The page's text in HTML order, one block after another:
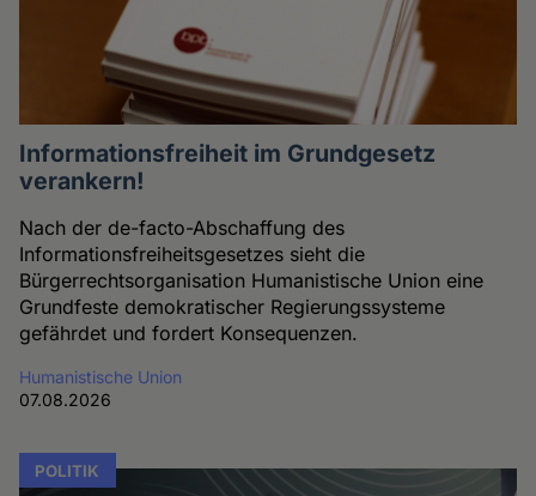
Informationsfreiheit im Grundgesetz
verankern!
Nach der de-facto-Abschaffung des
Informationsfreiheitsgesetzes sieht die
Bürgerrechtsorganisation Humanistische Union eine
Grundfeste demokratischer Regierungssysteme
gefährdet und fordert Konsequenzen.
Humanistische Union
07.08.2026
POLITIK